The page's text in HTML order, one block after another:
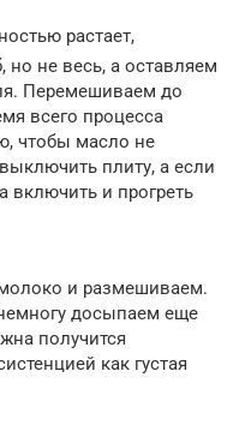
растает,
не весь, а оставляем
Перемешиваем до
всего процесса
чтобы масло не
плиту, а если
включить и прогреть
и размешиваем.
досыпаем еще
получится
как густая